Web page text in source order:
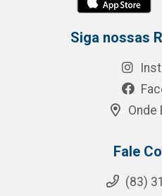
Siga nossas
Onde
Fale
(83)